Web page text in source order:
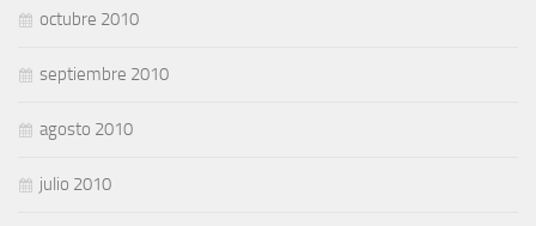
octubre 2010
septiembre 2010
agosto 2010
julio 2010